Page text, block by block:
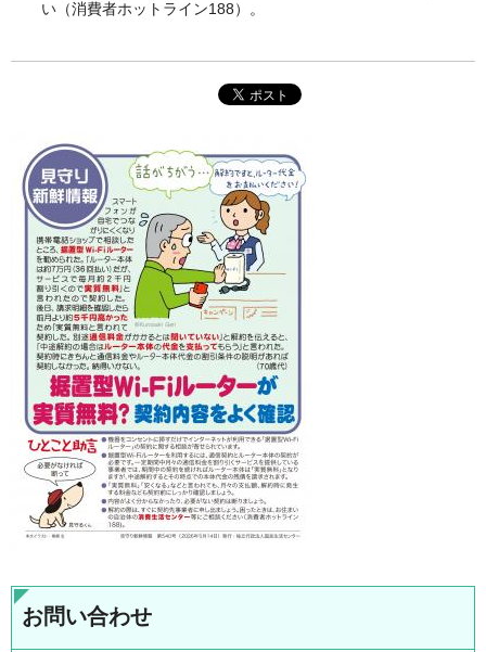
い（消費者ホットライン188）。
お問い合わせ